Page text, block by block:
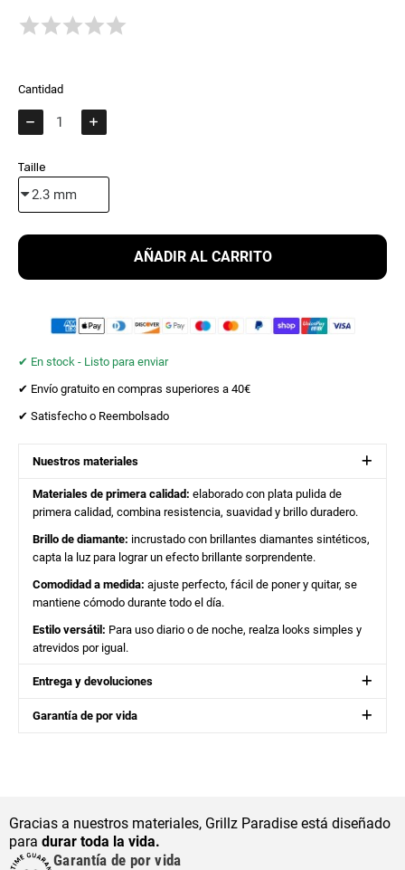
Cantidad
Taille
AÑADIR AL CARRITO
✔︎ En stock - Listo para enviar
✔︎ Envío gratuito en compras superiores a 40€
✔︎ Satisfecho o Reembolsado
Nuestros materiales
Materiales de primera calidad: elaborado con plata pulida de
primera calidad, combina resistencia, suavidad y brillo duradero.
Brillo de diamante: incrustado con brillantes diamantes sintéticos,
capta la luz para lograr un efecto brillante sorprendente.
Comodidad a medida: ajuste perfecto, fácil de poner y quitar, se
mantiene cómodo durante todo el día.
Estilo versátil: Para uso diario o de noche, realza looks simples y
atrevidos por igual.
Entrega y devoluciones
Garantía de por vida
Gracias a nuestros materiales, Grillz Paradise está diseñado
para durar toda la vida.
Garantía de por vida